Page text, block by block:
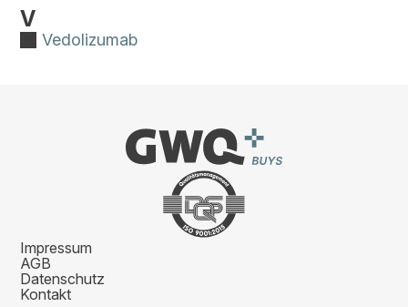
V
Vedolizumab
Impressum
AGB
Datenschutz
Kontakt